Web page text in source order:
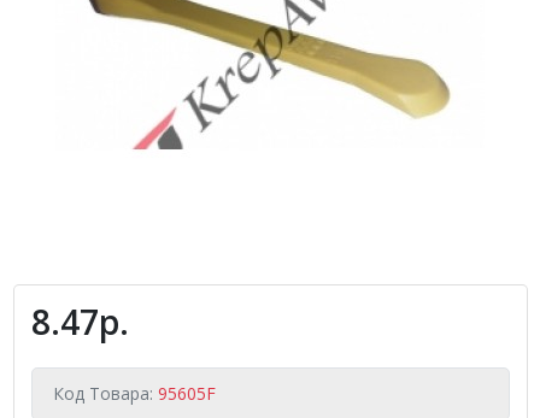
8.47р.
Код Товара: 95605F